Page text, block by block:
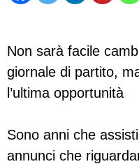
Non sarà facile
giornale di partito,
l’ultima opportunità
Sono anni che
annunci che